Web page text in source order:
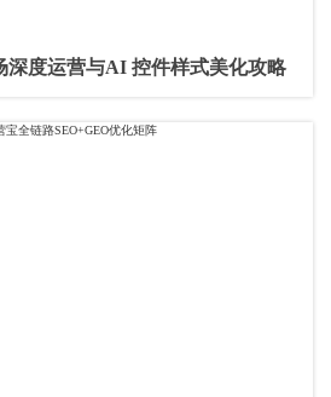
深度运营与AI 控件样式美化攻略